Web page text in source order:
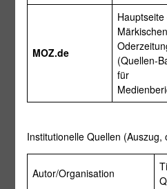
MOZ.de
Hauptseite
Märkischen
(Quellen-
für
Institutionelle Quellen (Auszug,
Autor/Organisation